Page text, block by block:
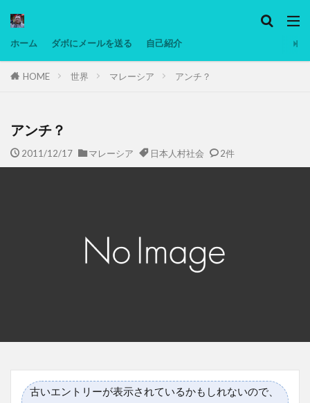
ホーム ダボにメールを送る 自己紹介
HOME 世界 マレーシア アンチ？
アンチ？
2011/12/17 マレーシア 日本人村社会 2件
古いエントリーが表示されているかもしれないので、
タグ
マレーシア動画
低温調理・スロークッカー
備忘録
動画 日本人村社会 脱水シート